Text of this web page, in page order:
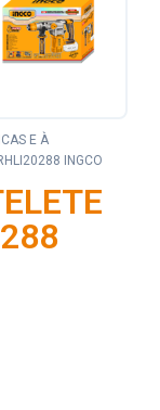
E À
INGCO